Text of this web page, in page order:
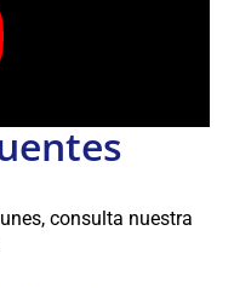
consulta nuestra